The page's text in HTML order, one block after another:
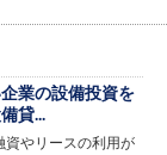
業の設備投資を
貸...
資やリースの利用が